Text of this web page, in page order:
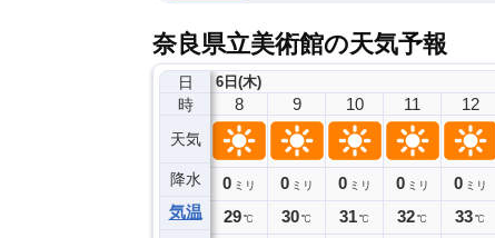
奈良県立美術館の天気予報
日
時
天気
降水
気温
6日(木)
7
0ミリ
28℃
8
0 ミリ
29℃
9
0 ミリ
30℃
10
0 ミリ
31℃
11
0 ミリ
32℃
12
0 ミリ
33℃